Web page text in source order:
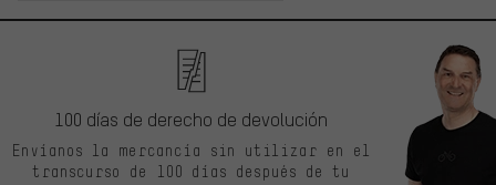
100 días de derecho de devolución
Envíanos la mercancía sin utilizar en el
transcurso de 100 días después de tu